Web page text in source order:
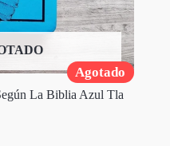
Agotado
La Biblia Azul Tla